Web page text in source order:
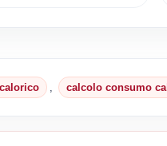
calcolo consumo